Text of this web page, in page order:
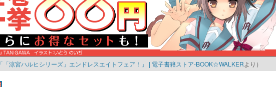
「「涼宮ハルヒシリーズ」エンドレスエイトフェア！」 | 電子書籍ストア-BOOK☆WALKERより）